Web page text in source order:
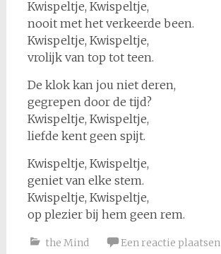
Kwispeltje, Kwispeltje,
nooit met het verkeerde been.
Kwispeltje, Kwispeltje,
vrolijk van top tot teen.
De klok kan jou niet deren,
gegrepen door de tijd?
Kwispeltje, Kwispeltje,
liefde kent geen spijt.
Kwispeltje, Kwispeltje,
geniet van elke stem.
Kwispeltje, Kwispeltje,
op plezier bij hem geen rem.
the Mind Een reactie plaatsen